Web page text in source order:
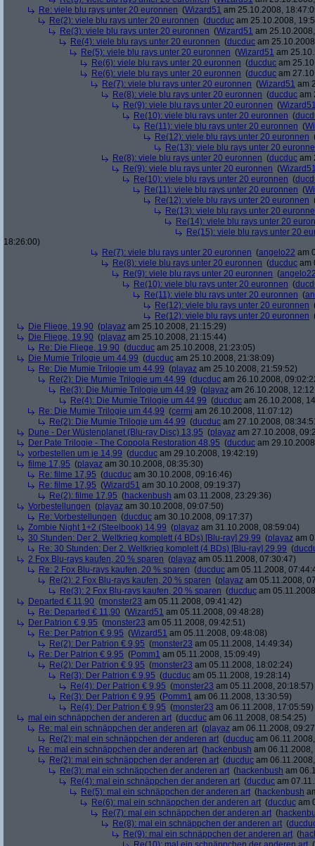
Re: viele blu rays unter 20 euronnen (Wizard51 am 25.10.2008,
Re(2): viele blu rays unter 20 euronnen (ducduc am 25.10.2008,
Re(3): viele blu rays unter 20 euronnen (Wizard51 am
Re(4): viele blu rays unter 20 euronnen (ducduc am
Re(5): viele blu rays unter 20 euronnen (Wizard51 am
Re(6): viele blu rays unter 20 euronnen (ducduc am
Re(6): viele blu rays unter 20 euronnen (ducduc am
Re(7): viele blu rays unter 20 euronnen (Wizard51 am
Re(8): viele blu rays unter 20 euronnen (ducduc am
Re(9): viele blu rays unter 20 euronnen (
Re(10): viele blu rays unter 20 euronnen (
Re(11): viele blu rays unter 20 euronnen (
Re(12): viele blu rays unter 20 euronnen
Re(13): viele blu rays unter 20
Re(8): viele blu rays unter 20 euronnen (ducduc am
Re(9): viele blu rays unter 20 euronnen (
Re(10): viele blu rays unter 20 euronnen (
Re(11): viele blu rays unter 20 euronnen (
Re(12): viele blu rays unter 20 euronnen
Re(13): viele blu rays unter 20
Re(14): viele blu rays unter 20
Re(15): viele blu rays unter 20
18:26:00)
Re(7): viele blu rays unter 20 euronnen (angelo22 am
Re(8): viele blu rays unter 20 euronnen (ducduc am
Re(9): viele blu rays unter 20 euronnen (
Re(10): viele blu rays unter 20 euronnen (
Re(11): viele blu rays unter 20 euronnen (
Re(12): viele blu rays unter 20 euronnen
Re(12): viele blu rays unter 20 euronnen
Die Fliege, 19,90 (playaz am 25.10.2008, 21:15:29)
Die Fliege, 19,90 (playaz am 25.10.2008, 21:15:44)
Re: Die Fliege, 19,90 (ducduc am 25.10.2008, 21:23:05)
Die Mumie Trilogie um 44,99 (ducduc am 25.10.2008, 21:38:09)
Re: Die Mumie Trilogie um 44,99 (playaz am 25.10.2008, 21:59:52)
Re(2): Die Mumie Trilogie um 44,99 (ducduc am 26.10.2008,
Re(3): Die Mumie Trilogie um 44,99 (playaz am 26.10.2008,
Re(4): Die Mumie Trilogie um 44,99 (ducduc am 26.10.2008,
Re: Die Mumie Trilogie um 44,99 (cermi am 26.10.2008, 11:07:12)
Re(2): Die Mumie Trilogie um 44,99 (ducduc am 27.10.2008,
Dune - Der Wüstenplanet (Blu-ray Disc) 13,95 (playaz am 27.10.2008,
Der Pate Trilogie - The Coppola Restoration 48,95 (ducduc am
vorbestellen um je 14,99 (ducduc am 29.10.2008, 19:42:19)
filme 17,95 (playaz am 30.10.2008, 08:35:30)
Re: filme 17,95 (ducduc am 30.10.2008, 09:16:46)
Re: filme 17,95 (Wizard51 am 30.10.2008, 09:19:37)
Re(2): filme 17,95 (hackenbush am 03.11.2008, 23:29:36)
Vorbestellungen (playaz am 30.10.2008, 09:07:50)
Re: Vorbestellungen (ducduc am 30.10.2008, 09:17:37)
Zombie Night 1+2 (Steelbook) 14,99 (playaz am 31.10.2008, 08:59:04)
30 Stunden: Der 2. Weltkrieg komplett (4 BDs) [Blu-ray] 29,99 (playaz am
Re: 30 Stunden: Der 2. Weltkrieg komplett (4 BDs) [Blu-ray] 29,99 (
2 Fox Blu-rays kaufen, 20 % sparen (playaz am 05.11.2008, 07:30:47)
Re: 2 Fox Blu-rays kaufen, 20 % sparen (ducduc am 05.11.2008,
Re(2): 2 Fox Blu-rays kaufen, 20 % sparen (playaz am 05.11.2008,
Re(3): 2 Fox Blu-rays kaufen, 20 % sparen (ducduc am
Departed € 11,90 (monster23 am 05.11.2008, 09:41:42)
Re: Departed € 11,90 (Wizard51 am 05.11.2008, 09:48:28)
Der Patrion € 9,95 (monster23 am 05.11.2008, 09:42:51)
Re: Der Patrion € 9,95 (Wizard51 am 05.11.2008, 09:48:08)
Re(2): Der Patrion € 9,95 (monster23 am 05.11.2008, 14:49:34)
Re: Der Patrion € 9,95 (Pomm1 am 05.11.2008, 15:09:49)
Re(2): Der Patrion € 9,95 (monster23 am 05.11.2008, 18:02:24)
Re(3): Der Patrion € 9,95 (ducduc am 05.11.2008, 19:28:14)
Re(4): Der Patrion € 9,95 (monster23 am 05.11.2008, 20:18:57)
Re(3): Der Patrion € 9,95 (Pomm1 am 06.11.2008, 13:30:59)
Re(4): Der Patrion € 9,95 (monster23 am 06.11.2008, 17:05:59)
mal ein schnäppchen der anderen art (ducduc am 06.11.2008, 08:54:25)
Re: mal ein schnäppchen der anderen art (playaz am 06.11.2008,
Re(2): mal ein schnäppchen der anderen art (ducduc am
Re: mal ein schnäppchen der anderen art (hackenbush am
Re(2): mal ein schnäppchen der anderen art (ducduc am
Re(3): mal ein schnäppchen der anderen art (hackenbush am
Re(4): mal ein schnäppchen der anderen art (ducduc am
Re(5): mal ein schnäppchen der anderen art (hackenbush
Re(6): mal ein schnäppchen der anderen art (ducduc am
Re(7): mal ein schnäppchen der anderen art (
Re(8): mal ein schnäppchen der anderen art (
Re(9): mal ein schnäppchen der anderen art (